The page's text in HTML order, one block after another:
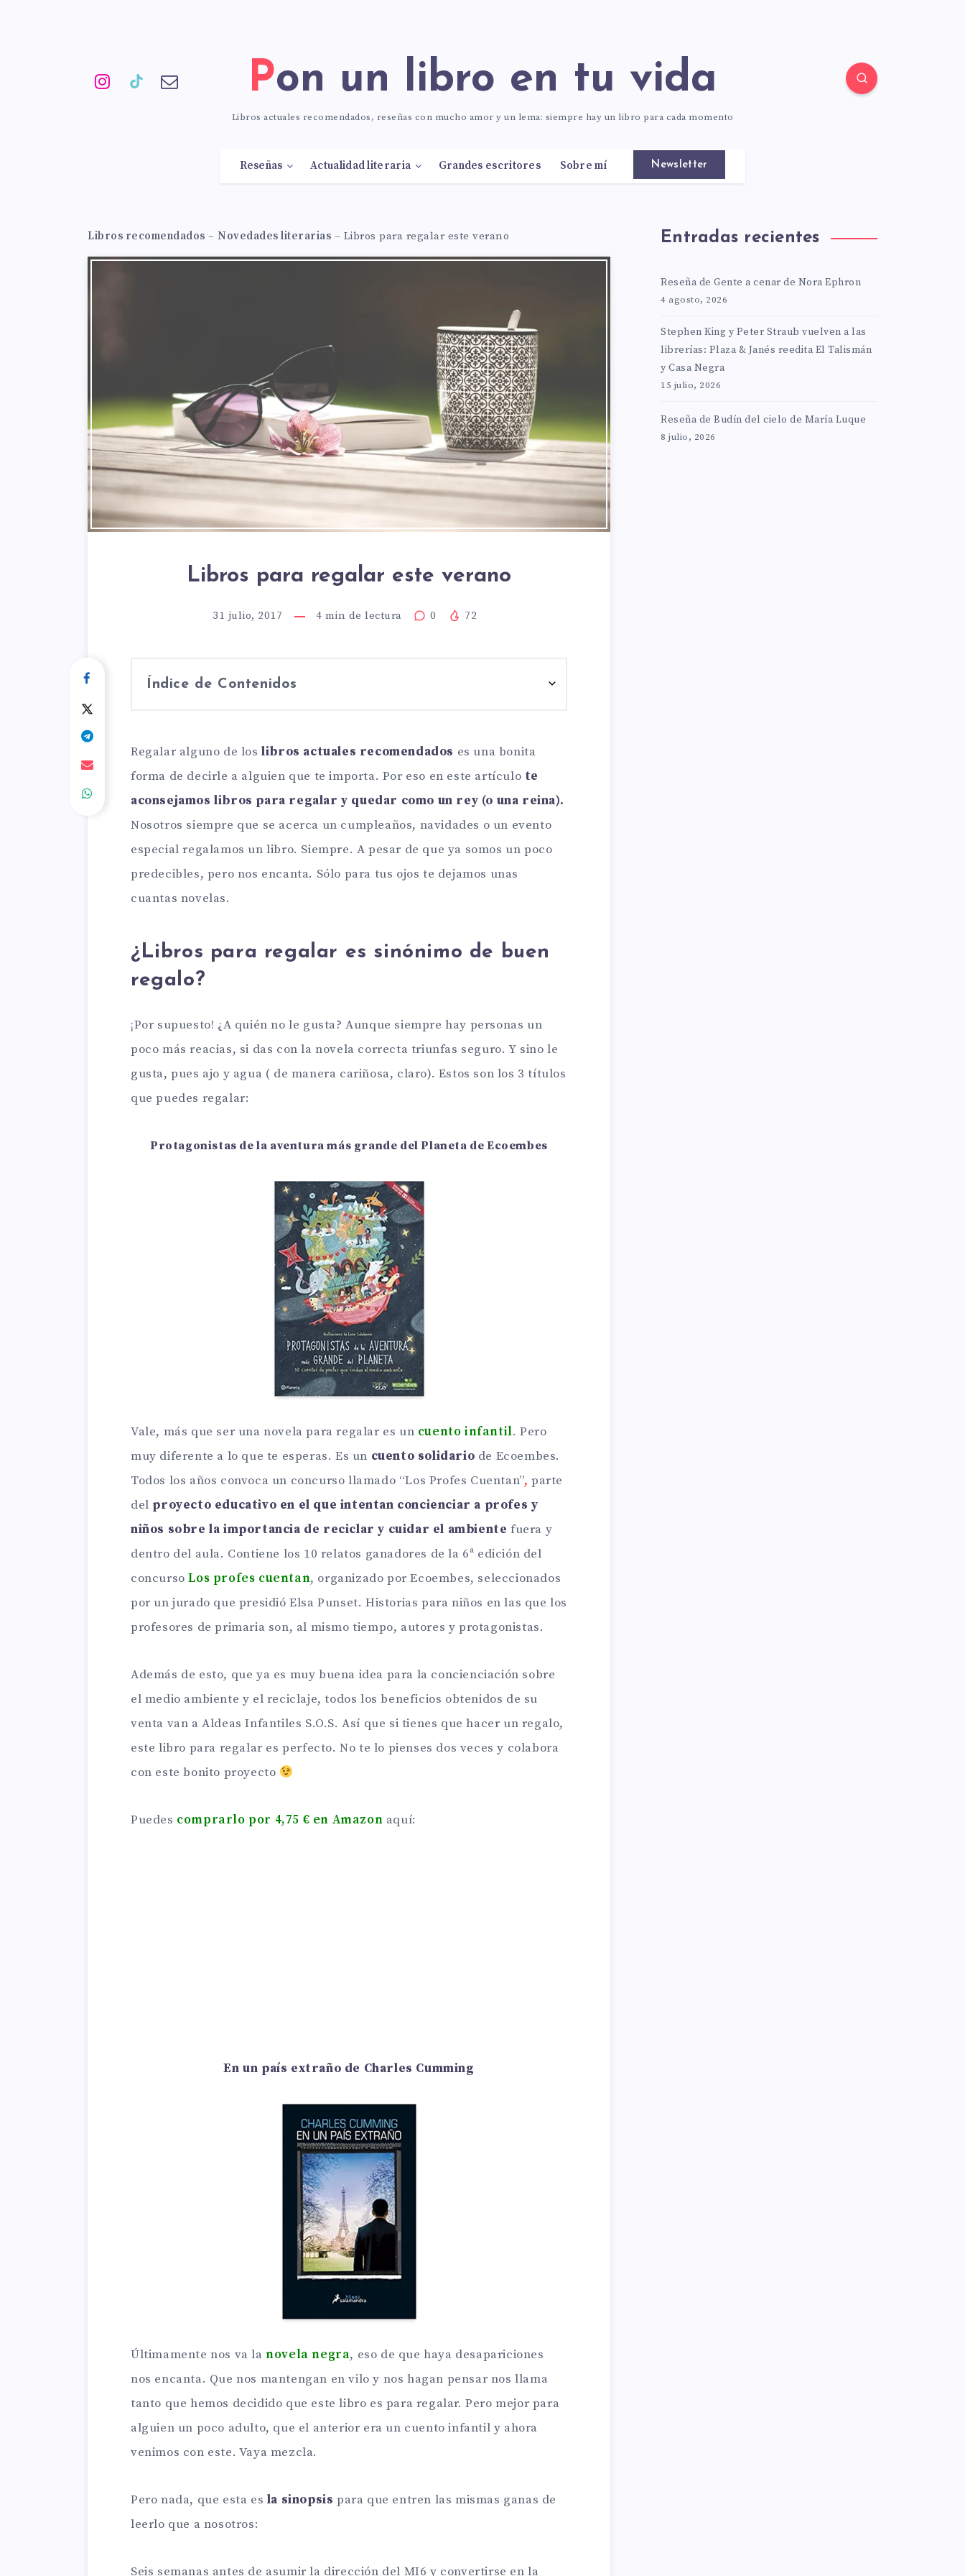
Pon un libro en tu vida
Libros actuales recomendados, reseñas con mucho amor y un lema: siempre hay un libro para cada momento
Reseñas Actualidad literaria Grandes escritores Sobre mí Newsletter
Libros recomendados – Novedades literarias – Libros para regalar este verano
Libros para regalar este verano
31 julio, 2017 4 min de lectura 0 72
Índice de Contenidos
Regalar alguno de loslibros actuales recomendados es una bonita
forma de decirle a alguien que te importa. Por eso en este artículo te
aconsejamos libros para regalar y quedar como un rey (o una reina).
Nosotros siempre que se acerca un cumpleaños, navidades o un evento
especial regalamos un libro. Siempre. A pesar de que ya somos un poco
predecibles, pero nos encanta. Sólo para tus ojos te dejamos unas
cuantas novelas.
¿Libros para regalar es sinónimo de buen
regalo?
¡Por supuesto! ¿A quién no le gusta? Aunque siempre hay personas un
poco más reacias, si das con la novela correcta triunfas seguro. Y sino le
gusta, pues ajo y agua ( de manera cariñosa, claro). Estos son los 3 títulos
que puedes regalar:
Protagonistas de la aventura más grande del Planeta de Ecoembes
Vale, más que ser una novela para regalar es un cuento infantil. Pero
muy diferente a lo que te esperas. Es un cuento solidario de Ecoembes.
Todos los años convoca un concurso llamado “Los Profes Cuentan”,parte
del proyecto educativo en el que intentan concienciar a profes y
niños sobre la importancia de reciclar y cuidar el ambiente fuera y
dentro del aula. Contiene los 10 relatos ganadores de la 6ª edición del
concurso Los profes cuentan, organizado por Ecoembes, seleccionados
por un jurado que presidió Elsa Punset. Historias para niños en las que los
profesores de primaria son, al mismo tiempo, autores y protagonistas.
Además de esto, que ya es muy buena idea para la concienciación sobre
el medio ambiente y el reciclaje, todos los beneficios obtenidos de su
venta van a Aldeas Infantiles S.O.S. Así que si tienes que hacer un regalo,
este libro para regalar es perfecto. No te lo pienses dos veces y colabora
con este bonito proyecto
Puedes comprarlo por 4,75 € en Amazon aquí:
En un país extraño de Charles Cumming
Últimamente nos va lanovela negra, eso de que haya desapariciones
nos encanta. Que nos mantengan en vilo y nos hagan pensar nos llama
tanto que hemos decidido que este libro es para regalar. Pero mejor para
alguien un poco adulto, que el anterior era un cuento infantil y ahora
venimos con este. Vaya mezcla.
Pero nada, que esta es la sinopsis para que entren las mismas ganas de
leerlo que a nosotros:
Seis semanas antes de asumir la dirección del MI6 y convertirse en la
Entradas recientes
Reseña de Gente a cenar de Nora Ephron
4 agosto, 2026
Stephen King y Peter Straub vuelven a las
librerías: Plaza & Janés reedita El Talismán
y Casa Negra
15 julio, 2026
Reseña de Budín del cielo de María Luque
8 julio, 2026